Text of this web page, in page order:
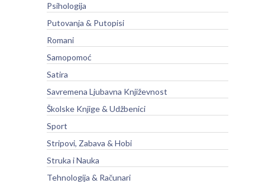
Psihologija
Putovanja & Putopisi
Romani
Samopomoć
Satira
Savremena Ljubavna Književnost
Školske Knjige & Udžbenici
Sport
Stripovi, Zabava & Hobi
Struka i Nauka
Tehnologija & Računari